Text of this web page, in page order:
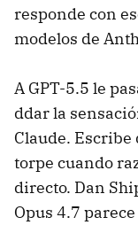
responde con
modelos de
A GPT-5.5 le
ddar la
Claude. Escribe
torpe cuando
directo. Dan
Opus 4.7